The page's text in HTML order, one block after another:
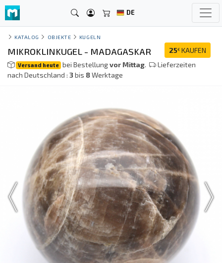
DE
KATALOG OBJEKTE KUGELN
25€ KAUFEN
MIKROKLINKUGEL - MADAGASKAR
Versand heute bei Bestellungvor Mittag.
Lieferzeiten
nach Deutschland : 3bis 8Werktage